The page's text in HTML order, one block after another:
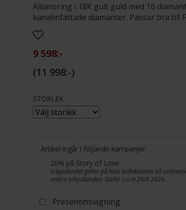
Alliansring i 18K gult guld med 16
kanalinfattade diamanter. Passar bra till
9 598:-
11 998:-
STORLEK
Artikel ingår i följande kampanjer:
20% på Story of Love
Erbjudandet gäller på hela kollektionen till
andra erbjudanden. Gäller t.o.m 26/8 2026.
Presentinslagning